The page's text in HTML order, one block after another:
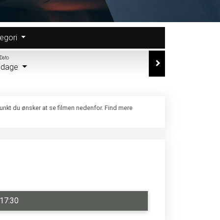
Dato
du ønsker at se filmen nedenfor. Find mere